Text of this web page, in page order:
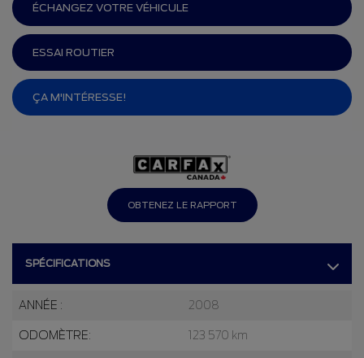
OBTENEZ LE RAPPORT
SPÉCIFICATIONS
ANNÉE : 2008
ODOMÈTRE: 123 570 km
ÉCHANGEZ VOTRE VÉHICULE
ESSAI ROUTIER
ÇA M'INTÉRESSE!